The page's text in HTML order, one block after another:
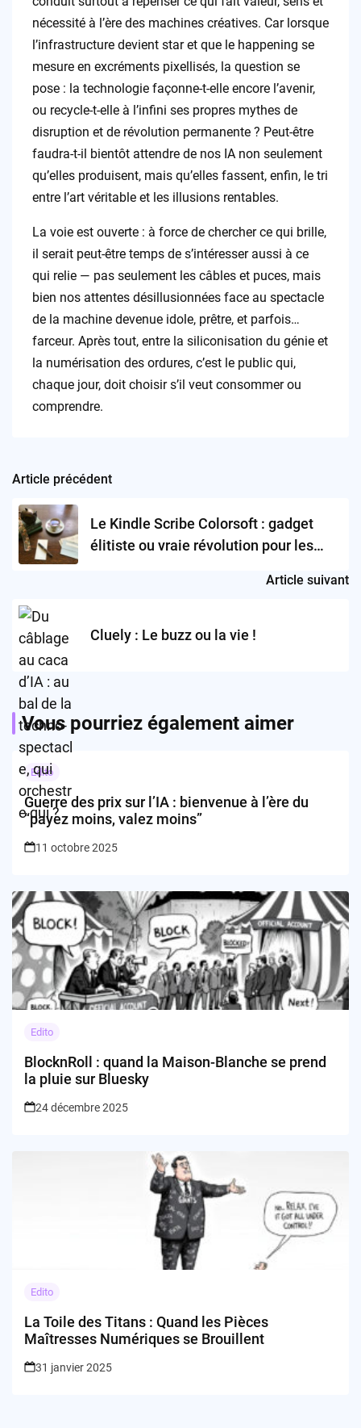
nécessité à l’ère des machines créatives. Car lorsque
l’infrastructure devient star et que le happening se
mesure en excréments pixellisés, la question se
pose : la technologie façonne-t-elle encore l’avenir,
ou recycle-t-elle à l’infini ses propres mythes de
disruption et de révolution permanente ? Peut-être
faudra-t-il bientôt attendre de nos IA non seulement
qu’elles produisent, mais qu’elles fassent, enfin, le tri
entre l’art véritable et les illusions rentables.
La voie est ouverte : à force de chercher ce qui brille,
il serait peut-être temps de s’intéresser aussi à ce
qui relie — pas seulement les câbles et puces, mais
bien nos attentes désillusionnées face au spectacle
de la machine devenue idole, prêtre, et parfois…
farceur. Après tout, entre la siliconisation du génie et
la numérisation des ordures, c’est le public qui,
chaque jour, doit choisir s’il veut consommer ou
comprendre.
Post
navigation
Article précédent
Le Kindle Scribe Colorsoft : gadget
élitiste ou vraie révolution pour les
Article suivant
Cluely : Le buzz ou la vie !
Vous pourriez également aimer
Edito
Guerre des prix sur l’IA : bienvenue à l’ère du
“payez moins, valez moins”
11 octobre 2025
Edito
BlocknRoll : quand la Maison-Blanche se prend
la pluie sur Bluesky
24 décembre 2025
Edito
La Toile des Titans : Quand les Pièces
Maîtresses Numériques se Brouillent
31 janvier 2025